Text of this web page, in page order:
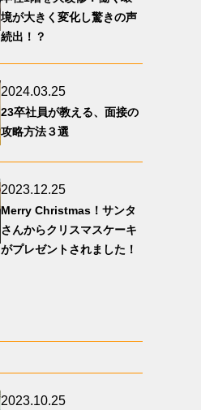
境が大きく変化し驚きの声
続出！？
2024.03.25
23卒社員が教える、面接の
攻略方法３選
2023.12.25
Merry Christmas！サンタ
さんからクリスマスケーキ
がプレゼントされました！
2023.10.25